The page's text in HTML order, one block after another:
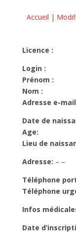
Accueil |
Licence :
Login :
Prénom :
Nom :
Adresse e-
Date de
Age:
Lieu de
Adresse: – –
Téléphone
Téléphone
Infos
Date